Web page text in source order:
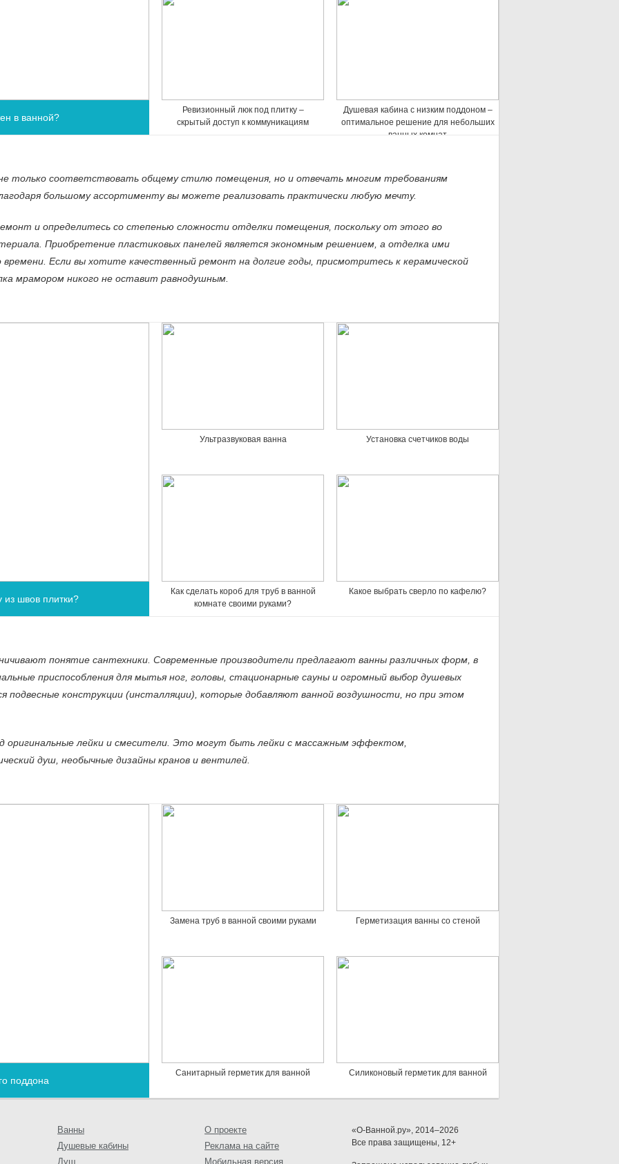
в ванной?
Ревизионный люк под плитку –
скрытый доступ к коммуникациям
Душевая кабина с низким поддоном –
оптимальное решение для небольших
ванных комнат
только соответствовать общему стилю помещения, но и отвечать многим требованиям
большому ассортименту вы можете реализовать практически любую мечту.
и определитесь со степенью сложности отделки помещения, поскольку от этого во
Приобретение пластиковых панелей является экономным решением, а отделка ими
Если вы хотите качественный ремонт на долгие годы, присмотритесь к керамической
мрамором никого не оставит равнодушным.
из швов плитки?
Ультразвуковая ванна Установка счетчиков воды
Как сделать короб для труб в ванной
комнате своими руками?
Какое выбрать сверло по кафелю?
понятие сантехники. Современные производители предлагают ванны различных форм, в
приспособления для мытья ног, головы, стационарные сауны и огромный выбор душевых
подвесные конструкции (инсталляции), которые добавляют ванной воздушности, но при этом
оригинальные лейки и смесители. Это могут быть лейки с массажным эффектом,
душ, необычные дизайны кранов и вентилей.
поддона
Замена труб в ванной своими руками Герметизация ванны со стеной
Санитарный герметик для ванной Силиконовый герметик для ванной
Ванны
Душевые кабины
Душ
О проекте
Реклама на сайте
Мобильная версия
«О-Ванной.ру», 2014–2026
Все права защищены, 12+